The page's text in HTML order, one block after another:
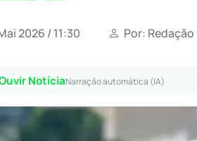
2026 / 11:30 Por:
NotíciaNarração automática (IA)